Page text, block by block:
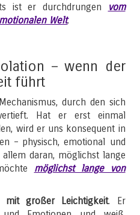
ist er durchdrungen
vom
Welt.
– wenn der
führt
durch den sich
vertieft. Hat er erst einmal
wird er uns konsequent in
– physisch, emotional und
daran, möglichst lange
möglichst lange von
mit großer Leichtigkeit. Er